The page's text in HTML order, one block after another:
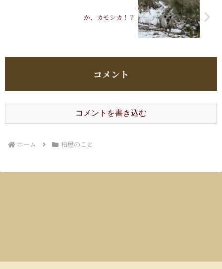
か、カモシカ！？
コメント
コメントを書き込む
ホーム 柏屋のこと